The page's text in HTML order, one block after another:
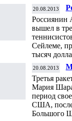
20.08.2013
Россиянин
вышел в
Сейлеме,
тысяч
20.08.2013
Третья
Мария
период
США,
Большого